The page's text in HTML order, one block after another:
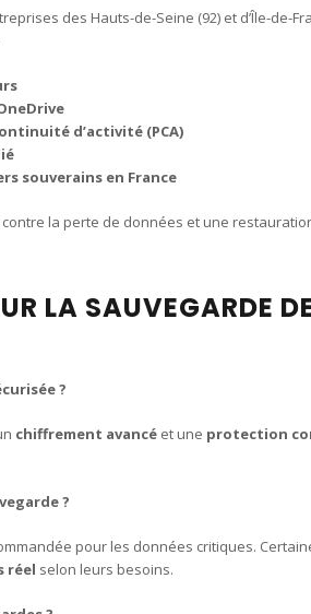
des Hauts-de-Seine (92) et d’Île-de-
d’activité (PCA)
souverains en France
contre la perte de données et une
LA SAUVEGARDE
?
chiffrement avancé et une protection
?
pour les données critiques.
réel selon leurs besoins.